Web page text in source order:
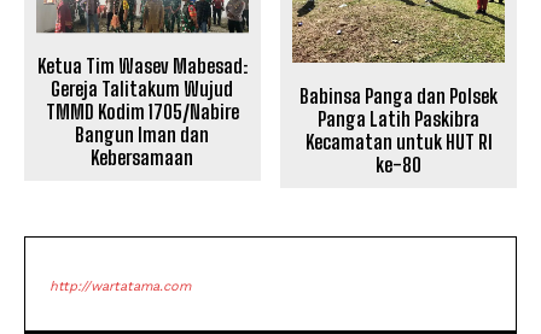
Ketua Tim Wasev Mabesad:
Gereja Talitakum Wujud
TMMD Kodim 1705/Nabire
Bangun Iman dan
Kebersamaan
Babinsa Panga dan Polsek
Panga Latih Paskibra
Kecamatan untuk HUT RI
ke-80
http://wartatama.com